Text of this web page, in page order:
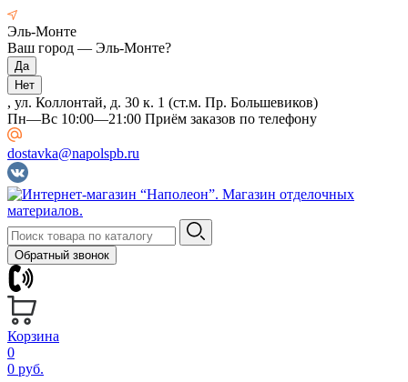
Эль-Монте
Ваш город — Эль-Монте?
, ул. Коллонтай, д. 30 к. 1 (ст.м. Пр. Большевиков)
Пн—Вс 10:00—21:00 Приём заказов по телефону
dostavka@napolspb.ru
Обратный звонок
Корзина
0
0 руб.